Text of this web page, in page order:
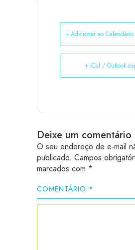
+ Adicionar ao
+ iCal / Outlook
Deixe um comentário
O seu endereço de e-mail
publicado. Campos
marcados com *
COMENTÁRIO *